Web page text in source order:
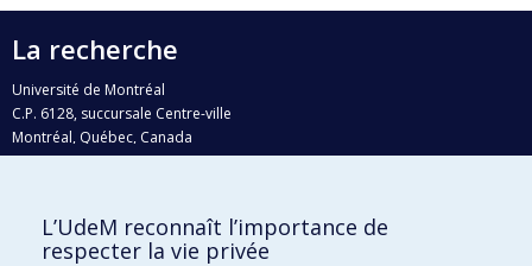
La recherche
Université de Montréal
C.P. 6128, succursale Centre-ville
Montréal, Québec, Canada
H3C 3J7
Qui fait quoi?
L’UdeM reconnaît l’importance de
respecter la vie privée